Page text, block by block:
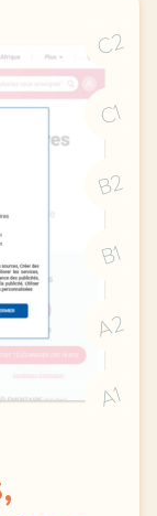
C2
C1
B2
B1
A2
A1